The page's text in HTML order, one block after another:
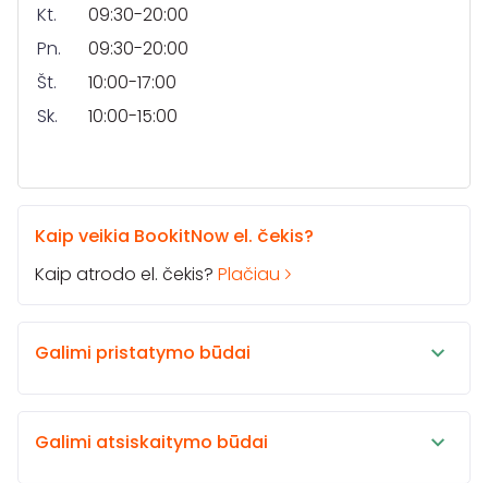
Kt.
09:30-20:00
Pn.
09:30-20:00
Št.
10:00-17:00
Sk.
10:00-15:00
Kaip veikia BookitNow el. čekis?
Kaip atrodo el. čekis? Plačiau
Galimi pristatymo būdai
Galimi atsiskaitymo būdai